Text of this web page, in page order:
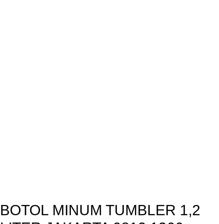
BOTOL MINUM TUMBLER 1,2